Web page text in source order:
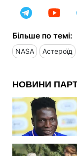
Більше по темі:
NASA Астероїд